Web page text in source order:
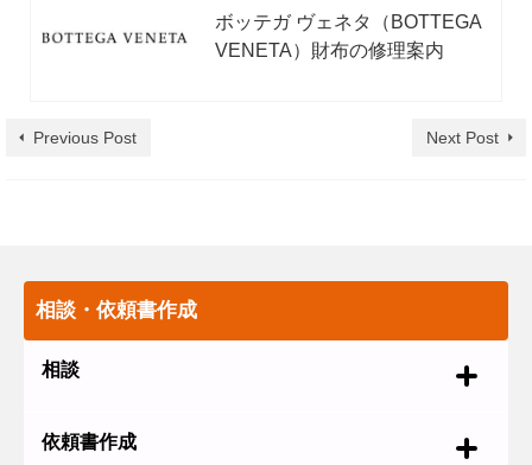
ボッテガ ヴェネタ（BOTTEGA
VENETA）財布の修理案内
Previous Post Next Post
相談・依頼書作成
相談
依頼書作成